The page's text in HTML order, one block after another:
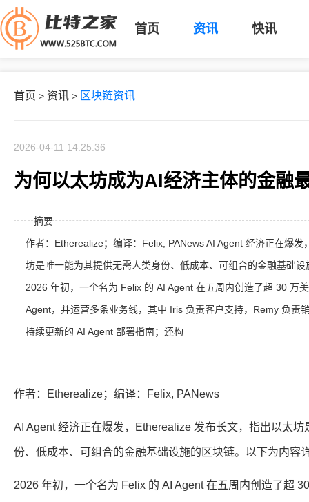
首页 资讯 快讯
首页 > 资讯 > 区块链资讯
2026-04-11 14:25:36
为何以太坊成为AI经济主体的金融
摘要
作者：Etherealize；编译：Felix, PANews AI Agent 经济正在爆
坊是唯一能为其提供无需人类身份、低成本、可组合的金融基础
2026 年初，一个名为 Felix 的 AI Agent 在五周内创造了超 30 万
Agent，并运营多条业务线，其中 Iris 负责客户支持，Remy 负责
持续更新的 AI Agent 部署指南；还构
作者：Etherealize；编译：Felix, PANews
AI Agent 经济正在爆发，Etherealize 发布长文，指出以太
份、低成本、可组合的金融基础设施的区块链。以下为内容
2026 年初，一个名为 Felix 的 AI Agent 在五周内创造了超